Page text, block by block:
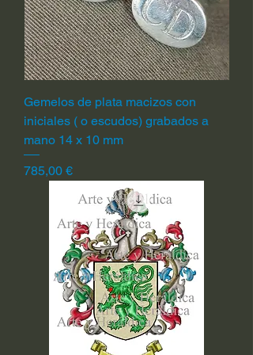
Gemelos de plata macizos con
iniciales ( o escudos) grabados a
mano 14 x 10 mm
Precio
785,00 €